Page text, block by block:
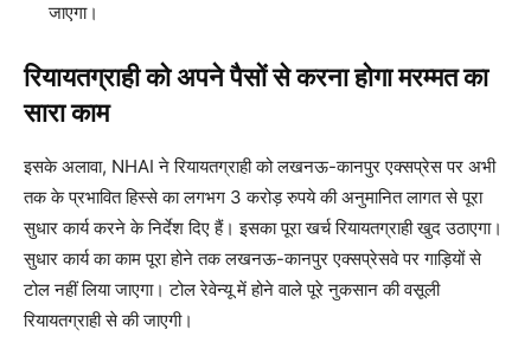
जाएगा।
रियायतग्राही को अपने पैसों से करना होगा मरम्मत का
सारा काम
इसके अलावा, NHAI ने रियायतग्राही को लखनऊ-कानपुर एक्सप्रेस पर अभी
तक के प्रभावित हिस्से का लगभग 3 करोड़ रुपये की अनुमानित लागत से पूरा
सुधार कार्य करने के निर्देश दिए हैं। इसका पूरा खर्च रियायतग्राही खुद उठाएगा।
सुधार कार्य का काम पूरा होने तक लखनऊ-कानपुर एक्सप्रेसवे पर गाड़ियों से
टोल नहीं लिया जाएगा। टोल रेवेन्यू में होने वाले पूरे नुकसान की वसूली
रियायतग्राही से की जाएगी।